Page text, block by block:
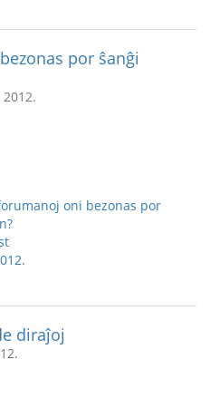
por ŝanĝi
oni bezonas por
diraĵoj